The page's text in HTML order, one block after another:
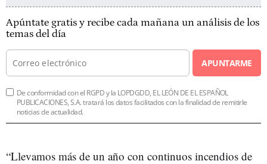
Apúntate gratis y recibe cada mañana un análisis de los
temas del día
APUNTARME
De conformidad con el RGPD y la LOPDGDD, EL LEÓN DE EL ESPAÑOL
PUBLICACIONES, S.A. tratará los datos facilitados con la finalidad de remitirle
noticias de actualidad.
“Llevamos más de un año con continuos incendios de